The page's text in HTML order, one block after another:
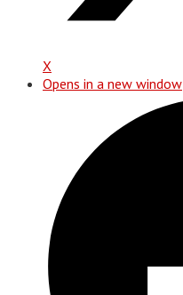
X
Opens in a new window